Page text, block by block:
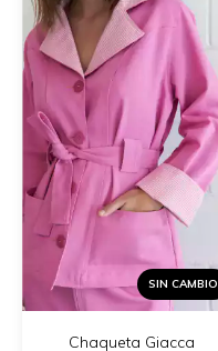
SIN CAMBIO
Chaqueta Giacca